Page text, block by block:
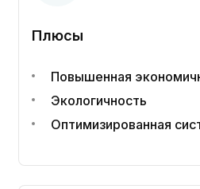
Плюсы
Повышенная
Экологичность
Оптимизированная